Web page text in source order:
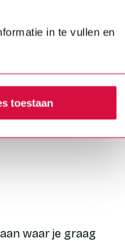
in te vullen en
toestaan
1 tot en met
een eerder
voor stap
we samen
waar je graag